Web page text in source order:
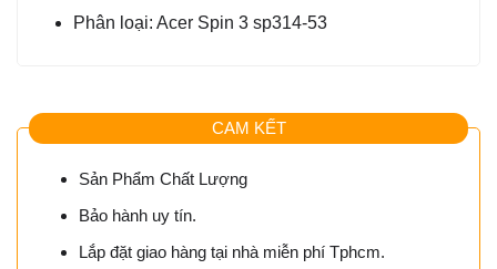
Phân loại: Acer Spin 3 sp314-53
CAM KẾT
Sản Phẩm Chất Lượng
Bảo hành uy tín.
Lắp đặt giao hàng tại nhà miễn phí Tphcm.